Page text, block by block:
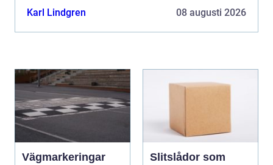
en upplevelse a...
Karl Lindgren 08 augusti 2026
Vägmarkeringar
Slitslådor som